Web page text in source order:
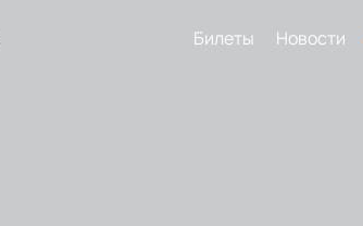
Билеты Новости